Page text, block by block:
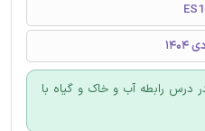
درس رابطه آب و خاک و گیاه با